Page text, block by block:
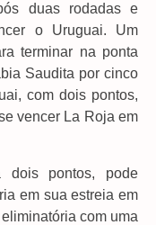
duas rodadas e
o Uruguai. Um
terminar na ponta
Saudita por cinco
com dois pontos,
vencer La Roja em
dois pontos, pode
em sua estreia em
com uma